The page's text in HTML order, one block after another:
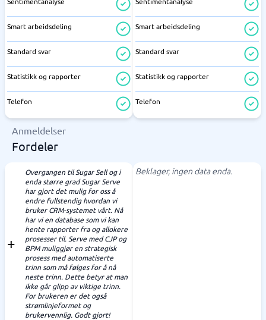
Smart arbeidsdeling
Standard svar
Statistikk og rapporter
Telefon
Smart arbeidsdeling
Standard svar
Statistikk og rapporter
Telefon
Anmeldelser
Fordeler
Overgangen til Sugar Sell og i
enda større grad Sugar Serve
har gjort det mulig for oss å
endre fullstendig hvordan vi
bruker CRM-systemet vårt. Nå
har vi en database som vi kan
hente rapporter fra og allokere
prosesser til. Serve med CJP og
BPM muliggjør en strategisk
prosess med automatiserte
trinn som må følges for å nå
neste trinn. Dette betyr at man
ikke går glipp av viktige trinn.
For brukeren er det også
strømlinjeformet og
brukervennlig. Godt gjort!
Beklager, ingen data enda.